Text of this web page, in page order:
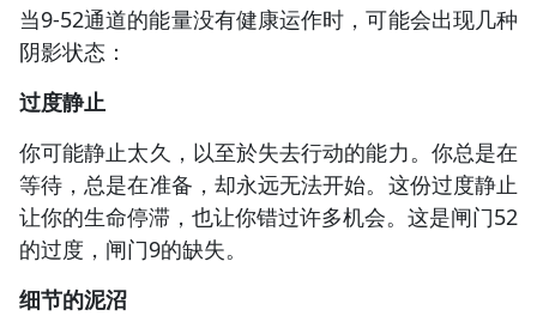
当9-52通道的能量没有健康运作时，可能会出现几种
阴影状态：
过度静止
你可能静止太久，以至於失去行动的能力。你总是在
等待，总是在准备，却永远无法开始。这份过度静止
让你的生命停滞，也让你错过许多机会。这是闸门52
的过度，闸门9的缺失。
细节的泥沼